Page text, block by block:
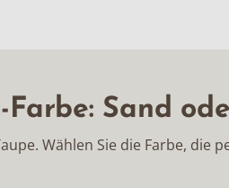
Sand
Wählen Sie die Farbe, die